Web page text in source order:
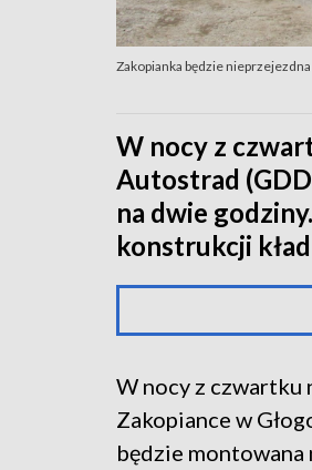
Zakopianka będzie nieprzejezdna
W nocy z
Autostrad
na dwie
konstrukcji
W nocy z czwartku
Zakopiance w
będzie montowana